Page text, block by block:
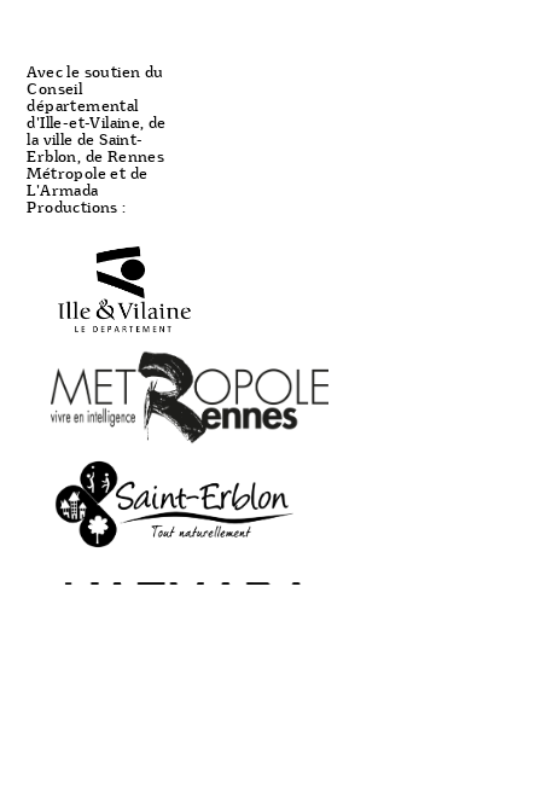
Avec le soutien du
Conseil
départemental
d'Ille-et-Vilaine, de
la ville de Saint-
Erblon, de Rennes
Métropole et de
L'Armada
Productions :